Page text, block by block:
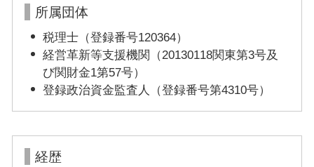
所属団体
税理士（登録番号120364）
経営革新等支援機関（20130118関東第3号及
び関財金1第57号）
登録政治資金監査人（登録番号第4310号）
経歴